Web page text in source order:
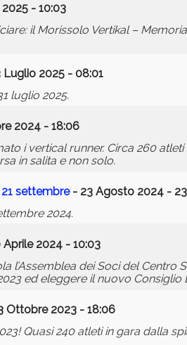
- 10:03
il Morissolo Vertikal –
Luglio 2025 - 08:01
luglio 2025.
2024 - 18:06
i vertical runner. Circa 260
in salita e non solo.
settembre- 23 Agosto 2024 -
2024.
Aprile 2024 - 10:03
l’Assemblea dei Soci del
ed eleggere il nuovo Consiglio
Ottobre 2023 - 18:06
Quasi 240 atleti in gara dalla